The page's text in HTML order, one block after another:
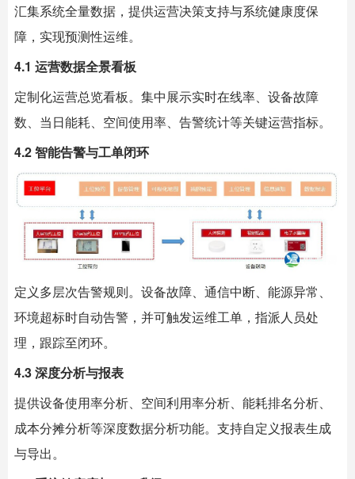
汇集系统全量数据，提供运营决策支持与系统健康度保
障，实现预测性运维。
4.1 运营数据全景看板
定制化运营总览看板。集中展示实时在线率、设备故障
数、当日能耗、空间使用率、告警统计等关键运营指标。
4.2 智能告警与工单闭环
定义多层次告警规则。设备故障、通信中断、能源异常、
环境超标时自动告警，并可触发运维工单，指派人员处
理，跟踪至闭环。
4.3 深度分析与报表
提供设备使用率分析、空间利用率分析、能耗排名分析、
成本分摊分析等深度数据分析功能。支持自定义报表生成
与导出。